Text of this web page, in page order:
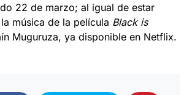
22 de marzo; al igual de estar
música de la película Black is
Muguruza, ya disponible en Netflix.